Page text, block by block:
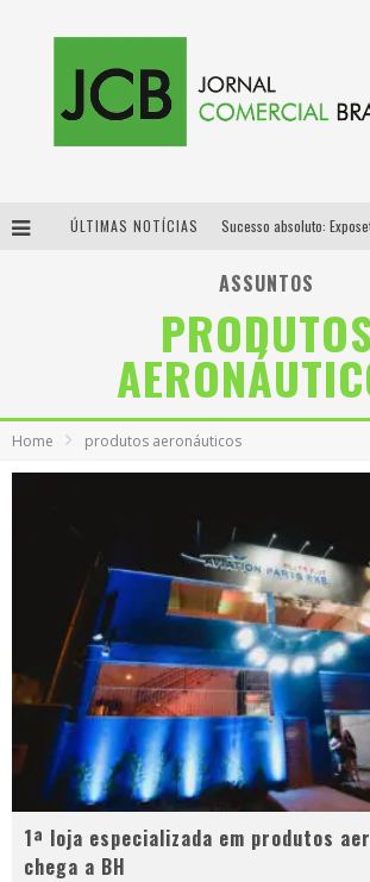
ÚLTIMAS NOTÍCIAS
ASSUNTOS
PRODUTOS
Home produtos aeronáuticos
1ª loja especializada em produtos
chega a BH